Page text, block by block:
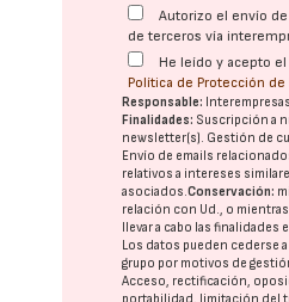
Autorizo el envío
de terceros vía
He leído y acepto
Política de Protección de
Responsable:
Finalidades: Suscripción a
newsletter(s). Gestión de
Envío de emails
relativos a intereses
asociados.Conservación:
relación con Ud., o
llevar a cabo las finalidades
Los datos pueden cederse
grupo por motivos de
Acceso, rectificación,
portabilidad, limitación del